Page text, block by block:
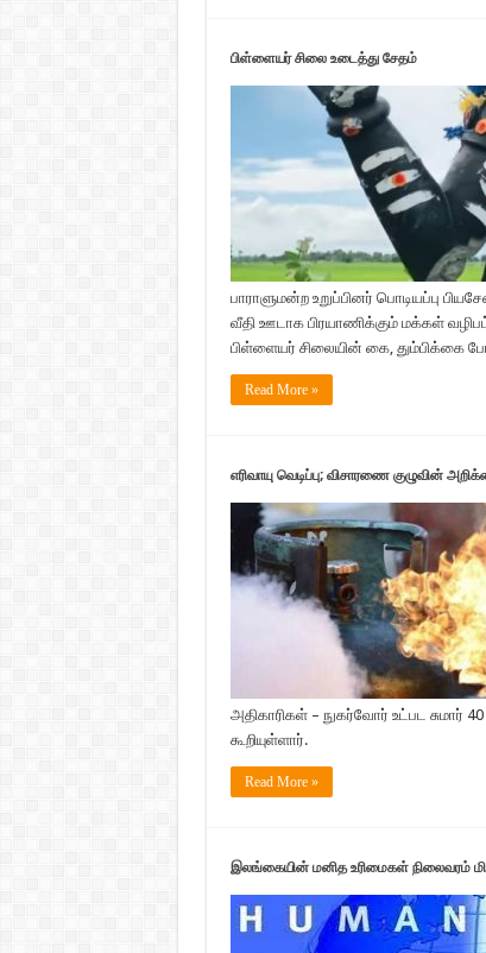
பிள்ளையர் சிலை உடைத்து சேதம்
பாராளுமன்ற உறுப்பினர் பொடியப்பு
வீதி ஊடாக பிரயாணிக்கும் மக்கள்
பிள்ளையர் சிலையின் கை, தும்பிக்கை
Read More »
எரிவாயு வெடிப்பு; விசாரணை குழுவின்
அதிகாரிகள் – நுகர்வோர் உட்பட சுமார்
கூறியுள்ளார்.
Read More »
இலங்கையின் மனித உரிமைகள் நிலைவரம்